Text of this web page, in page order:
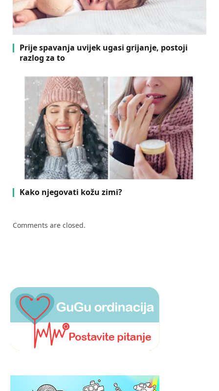
Prije spavanja uvijek ugasi grijanje, postoji
razlog za to
Kako njegovati kožu zimi?
Comments are closed.